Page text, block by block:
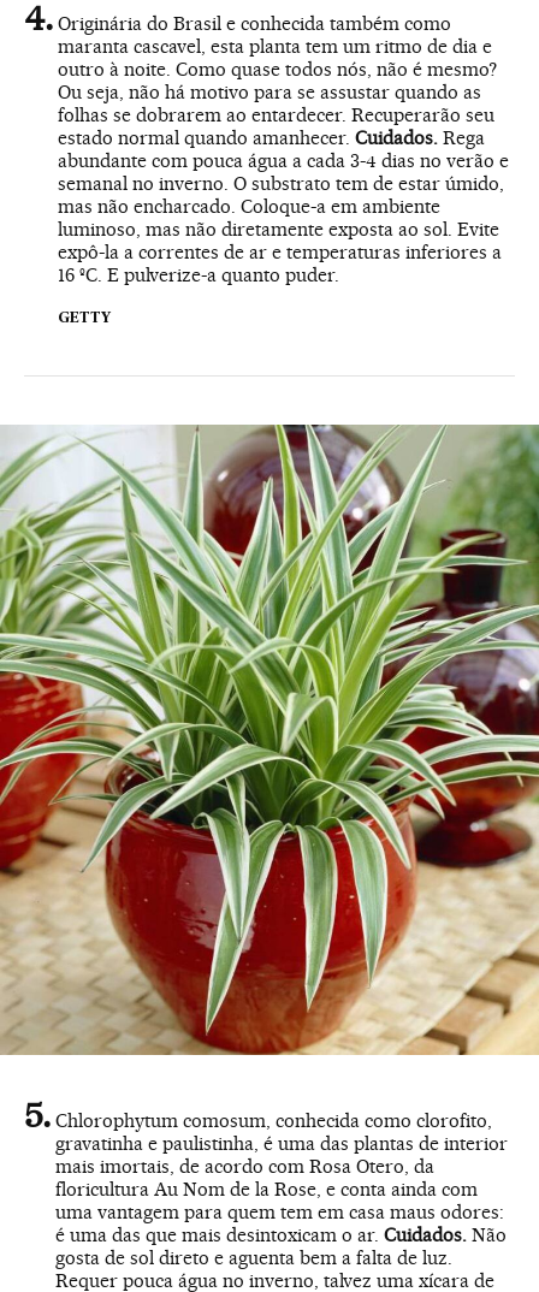
Originária do Brasil e conhecida também como
maranta cascavel, esta planta tem um ritmo de dia e
outro à noite. Como quase todos nós, não é mesmo?
Ou seja, não há motivo para se assustar quando as
folhas se dobrarem ao entardecer. Recuperarão seu
estado normal quando amanhecer. Cuidados. Rega
abundante com pouca água a cada 3-4 dias no verão e
semanal no inverno. O substrato tem de estar úmido,
mas não encharcado. Coloque-a em ambiente
luminoso, mas não diretamente exposta ao sol. Evite
expô-la a correntes de ar e temperaturas inferiores a
16 ºC. E pulverize-a quanto puder.
GETTY
Chlorophytum comosum, conhecida como clorofito,
gravatinha e paulistinha, é uma das plantas de interior
mais imortais, de acordo com Rosa Otero, da
floricultura Au Nom de la Rose, e conta ainda com
uma vantagem para quem tem em casa maus odores:
é uma das que mais desintoxicam o ar. Cuidados. Não
gosta de sol direto e aguenta bem a falta de luz.
Requer pouca água no inverno, talvez uma xícara de